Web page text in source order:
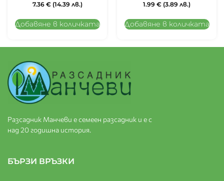
7.36 € (14.39 лв.)
Добавяне в количката
1.99 € (3.89 лв.)
Добавяне в количката
Разсадник Манчеви е семеен разсадник и е с
над 20 годишна история.
БЪРЗИ ВРЪЗКИ